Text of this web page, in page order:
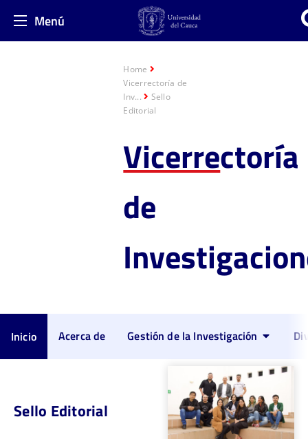
Menú
Home
Vicerrectoría de
Inv...
Sello
Editorial
Vicerrectoría
de
Inicio Acerca de Gestión de la Investigación
Sello Editorial